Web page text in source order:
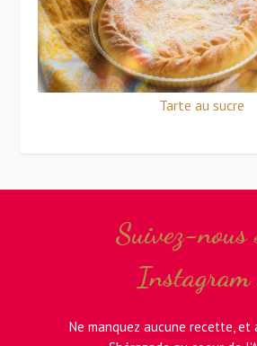
Tarte au sucre
Suivez-nous
Ne manquez aucune recette, et